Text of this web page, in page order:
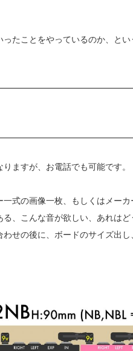
たことをやっているのか、とい
ますが、お電話でも可能です。
式の画像一枚、もしくはメー
、こんな音が欲しい、あれは
せの後に、ボードのサイズ出し